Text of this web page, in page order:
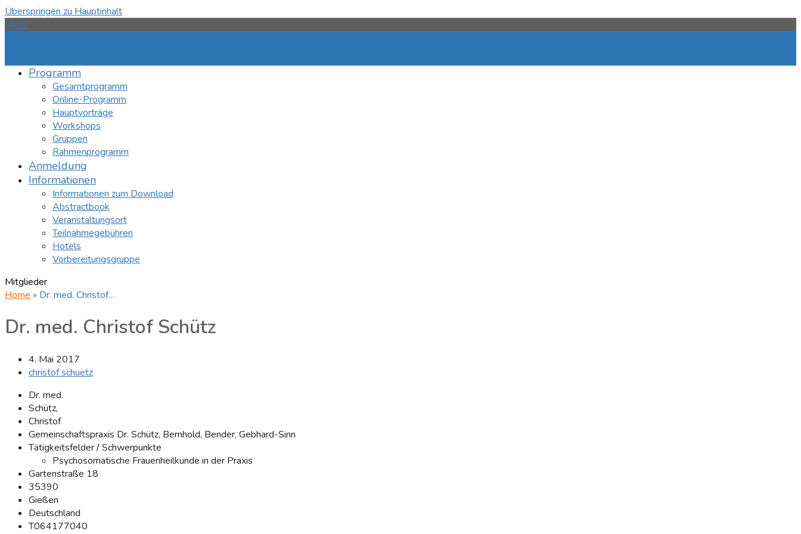
Überspringen zu Hauptinhalt
Menü
Programm
Gesamtprogramm
Online-Programm
Hauptvorträge
Workshops
Gruppen
Rahmenprogramm
Anmeldung
Informationen
Informationen zum Download
Abstractbook
Veranstaltungsort
Teilnahmegebühren
Hotels
Vorbereitungsgruppe
Mitglieder
Home » Dr. med. Christof…
Dr. med. Christof Schütz
4. Mai 2017
christof schuetz
Dr. med.
Schütz,
Christof
Gemeinschaftspraxis Dr. Schütz, Bernhold, Bender, Gebhard-Sinn
Tätigkeitsfelder / Schwerpunkte
Psychosomatische Frauenheilkunde in der Praxis
Gartenstraße 18
35390
Gießen
Deutschland
T064177040